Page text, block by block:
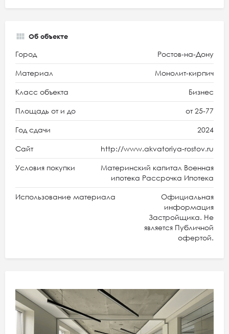
Об объекте
Город Ростов-на-Дону
Материал Монолит-кирпич
Класс объекта Бизнес
Площадь от и до от 25-77
Год сдачи 2024
Сайт http://www.akvatoriya-rostov.ru
Условия покупки
Материнский капитал Военная
ипотека Рассрочка Ипотека
Использование материала
Официальная
информация
Застройщика. Не
является Публичной
офертой.